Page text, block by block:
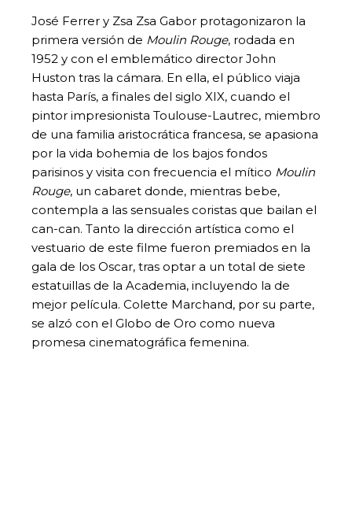
José Ferrer y Zsa Zsa Gabor protagonizaron la
primera versión de Moulin Rouge, rodada en
1952 y con el emblemático director John
Huston tras la cámara. En ella, el público viaja
hasta París, a finales del siglo XIX, cuando el
pintor impresionista Toulouse-Lautrec, miembro
de una familia aristocrática francesa, se apasiona
por la vida bohemia de los bajos fondos
parisinos y visita con frecuencia el mítico Moulin
Rouge, un cabaret donde, mientras bebe,
contempla a las sensuales coristas que bailan el
can-can. Tanto la dirección artística como el
vestuario de este filme fueron premiados en la
gala de los Oscar, tras optar a un total de siete
estatuillas de la Academia, incluyendo la de
mejor película. Colette Marchand, por su parte,
se alzó con el Globo de Oro como nueva
promesa cinematográfica femenina.